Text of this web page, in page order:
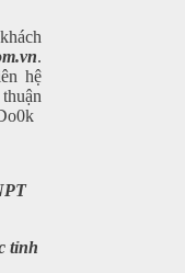
.
hệ
tỉnh